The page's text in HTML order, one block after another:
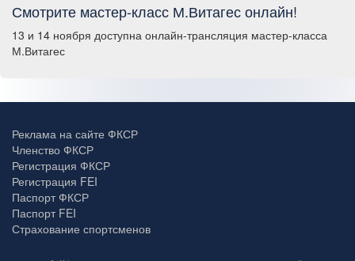
Смотрите мастер-класс М.Витагес онлайн!
13 и 14 ноября доступна онлайн-трансляция мастер-класса
М.Витагес
Реклама на сайте ФКСР
Членство ФКСР
Регистрация ФКСР
Регистрация FEI
Паспорт ФКСР
Паспорт FEI
Страхование спортсменов